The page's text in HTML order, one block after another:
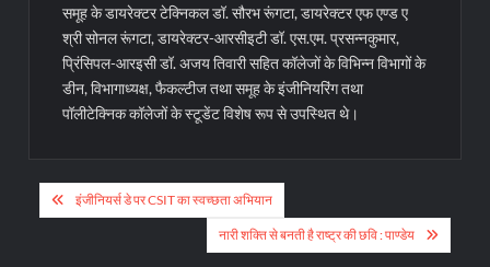
समूह के डायरेक्टर टेक्निकल डॉ. सौरभ रूंगटा, डायरेक्टर एफ एण्ड ए
श्री सोनल रूंगटा, डायरेक्टर-आरसीइटी डॉ. एस.एम. प्रसन्नकुमार,
प्रिंसिपल-आरइसी डॉ. अजय तिवारी सहित कॉलेजों के विभिन्न विभागों के
डीन, विभागाध्यक्ष, फैकल्टीज तथा समूह के इंजीनियरिंग तथा
पॉलीटेक्निक कॉलेजों के स्टूडेंट विशेष रूप से उपस्थित थे।
Post
navigation
इंजीनियर्स डे पर CSIT का स्वच्छता अभियान
नारी शक्ति से बनती है राष्ट्र की छवि : पाण्डेय